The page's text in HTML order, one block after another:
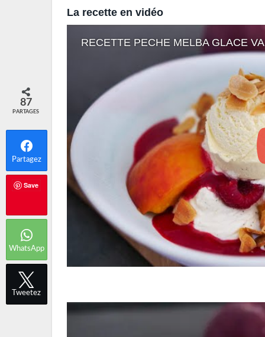
La recette en vidéo
RECETTE PECHE MELBA GLACE
87
PARTAGES
Partagez
Save
WhatsApp
Tweetez